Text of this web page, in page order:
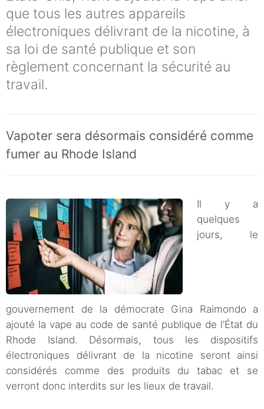
que tous les autres appareils
électroniques délivrant de la nicotine, à
sa loi de santé publique et son
règlement concernant la sécurité au
travail.
Vapoter sera désormais considéré comme
fumer au Rhode Island
Il y a
quelques
jours, le
gouvernement de la démocrate Gina Raimondo a
ajouté la vape au code de santé publique de l’État du
Rhode Island. Désormais, tous les dispositifs
électroniques délivrant de la nicotine seront ainsi
considérés comme des produits du tabac et se
verront donc interdits sur les lieux de travail.